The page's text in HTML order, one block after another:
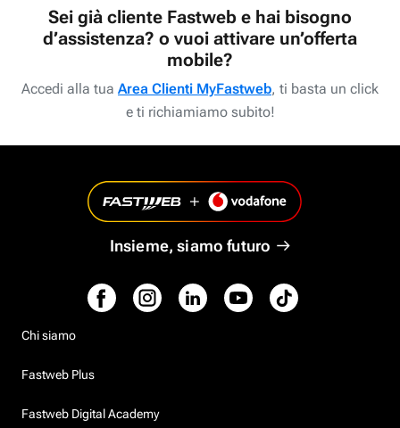
Sei già cliente Fastweb e hai bisogno
d’assistenza? o vuoi attivare un’offerta
mobile?
Accedi alla tua Area Clienti MyFastweb, ti basta un click
e ti richiamiamo subito!
Insieme, siamo futuro
Chi siamo
Fastweb Plus
Fastweb Digital Academy